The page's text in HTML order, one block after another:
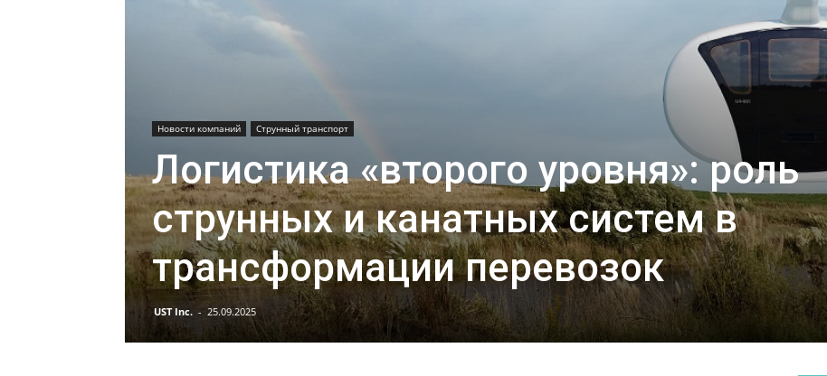
Новости компаний Струнный транспорт
Логистика «второго уровня»: роль
струнных и канатных систем в
трансформации перевозок
UST Inc. - 25.09.2025